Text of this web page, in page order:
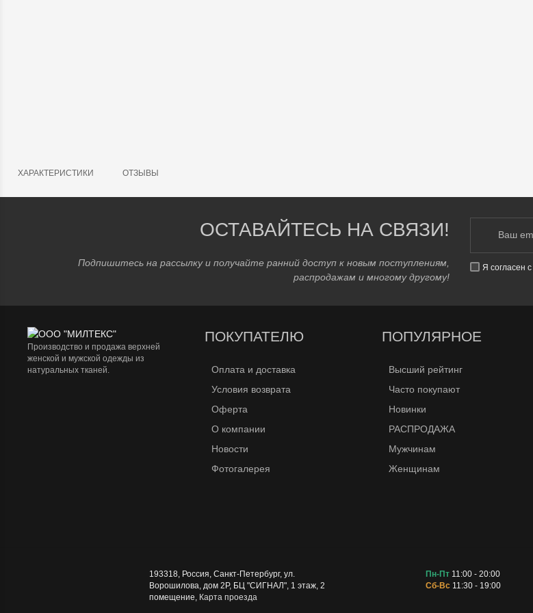
ХАРАКТЕРИСТИКИ ОТЗЫВЫ
ОСТАВАЙТЕСЬ НА СВЯЗИ!
Подпишитесь на рассылку и получайте ранний доступ к новым поступлениям,
распродажам и многому другому!
Я согласен с
Производство и продажа верхней
женской и мужской одежды из
натуральных тканей.
ПОКУПАТЕЛЮ
Оплата и доставка
Условия возврата
Оферта
О компании
Новости
Фотогалерея
ПОПУЛЯРНОЕ
Высший рейтинг
Часто покупают
Новинки
РАСПРОДАЖА
Мужчинам
Женщинам
193318 Россия Санкт-Петербург, ул.
Ворошилова, дом 2Р, БЦ "СИГНАЛ", 1 этаж, 2
помещение Карта проезда
Пн-Пт 11:00 - 20:00
Сб-Вс 11:30 - 19:00